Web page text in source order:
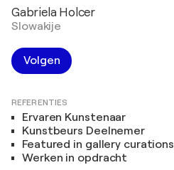
Gabriela Holcer
Slowakije
Volgen
REFERENTIES
Ervaren Kunstenaar
Kunstbeurs Deelnemer
Featured in gallery curations
Werken in opdracht